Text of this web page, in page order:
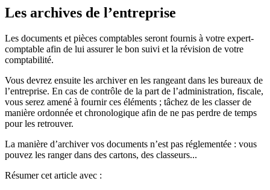
Les archives de l’entreprise
Les documents et pièces comptables seront fournis à votre expert-
comptable afin de lui assurer le bon suivi et la révision de votre
comptabilité.
Vous devrez ensuite les archiver en les rangeant dans les bureaux de
l’entreprise. En cas de contrôle de la part de l’administration, fiscale,
vous serez amené à fournir ces éléments ; tâchez de les classer de
manière ordonnée et chronologique afin de ne pas perdre de temps
pour les retrouver.
La manière d’archiver vos documents n’est pas réglementée : vous
pouvez les ranger dans des cartons, des classeurs...
Résumercet article avec :